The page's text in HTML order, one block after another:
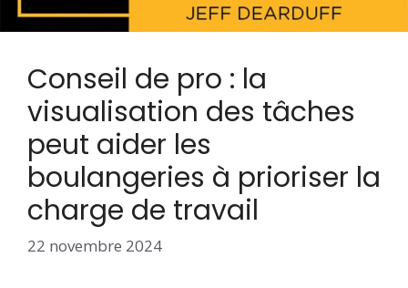
Conseil de pro : la
visualisation des tâches
peut aider les
boulangeries à prioriser la
charge de travail
22 novembre 2024